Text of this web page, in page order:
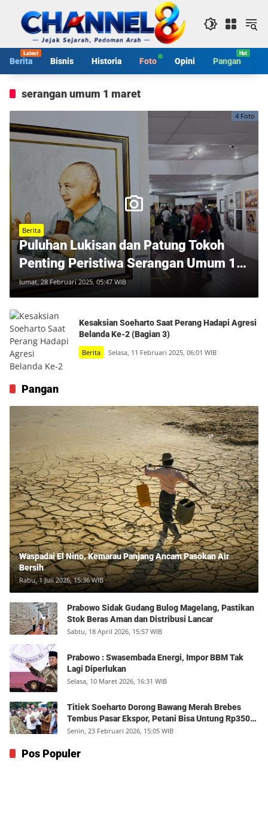
konten
Berita Bisnis Historia Foto Opini Pangan
serangan umum 1 maret
4 Foto
Berita
Puluhan Lukisan dan Patung Tokoh
Penting Peristiwa Serangan Umum 1
Maret Dipamerkan di Monumen Yogya
Kembali
Jumat, 28 Februari 2025, 05:47 WIB
Kesaksian Soeharto Saat Perang Hadapi Agresi
Belanda Ke-2 (Bagian 3)
Berita Selasa, 11 Februari 2025, 06:01 WIB
Pangan
Waspadai El Nino, Kemarau Panjang Ancam Pasokan Air
Bersih
Rabu, 1 Juli 2026, 15:36 WIB
Prabowo Sidak Gudang Bulog Magelang, Pastikan
Stok Beras Aman dan Distribusi Lancar
Sabtu, 18 April 2026, 15:57 WIB
Prabowo : Swasembada Energi, Impor BBM Tak
Lagi Diperlukan
Selasa, 10 Maret 2026, 16:31 WIB
Titiek Soeharto Dorong Bawang Merah Brebes
Tembus Pasar Ekspor, Petani Bisa Untung Rp350
Juta per Hektare
Senin, 23 Februari 2026, 15:05 WIB
Pos Populer